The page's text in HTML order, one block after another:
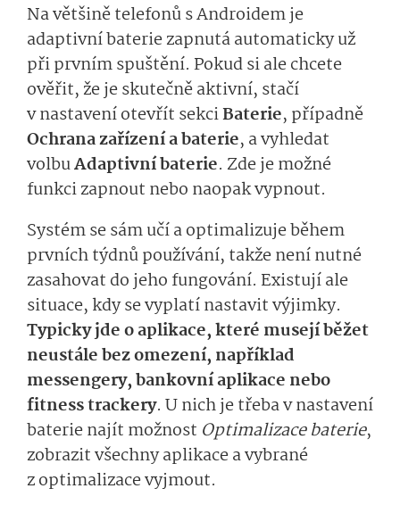
Na většině telefonů s Androidem je
adaptivní baterie zapnutá automaticky už
při prvním spuštění. Pokud si ale chcete
ověřit, že je skutečně aktivní, stačí
v nastavení otevřít sekciBaterie, případně
Ochrana zařízení a baterie, a vyhledat
volbuAdaptivní baterie. Zde je možné
funkci zapnout nebo naopak vypnout.
Systém se sám učí a optimalizuje během
prvních týdnů používání, takže není nutné
zasahovat do jeho fungování. Existují ale
situace, kdy se vyplatí nastavit výjimky.
Typicky jde o aplikace, které musejí běžet
neustále bez omezení, například
messengery, bankovní aplikace nebo
fitness trackery. U nich je třeba v nastavení
baterie najít možnost Optima­lizace baterie,
zobrazit všechny aplikace a vybrané
z optimalizace vyjmout.